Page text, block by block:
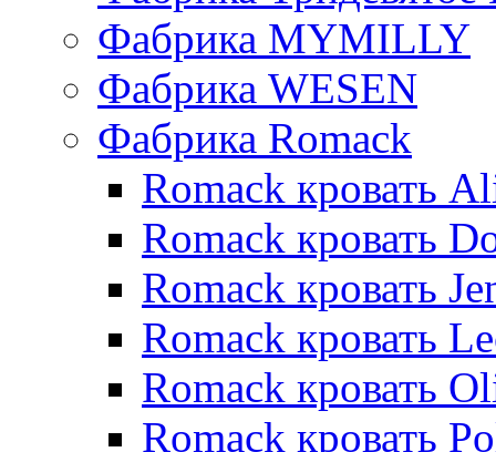
Фабрика MYMILLY
Фабрика WESEN
Фабрика Romack
Romack кровать
Romack кровать
Romack кровать
Romack кровать
Romack кровать
Romack кровать